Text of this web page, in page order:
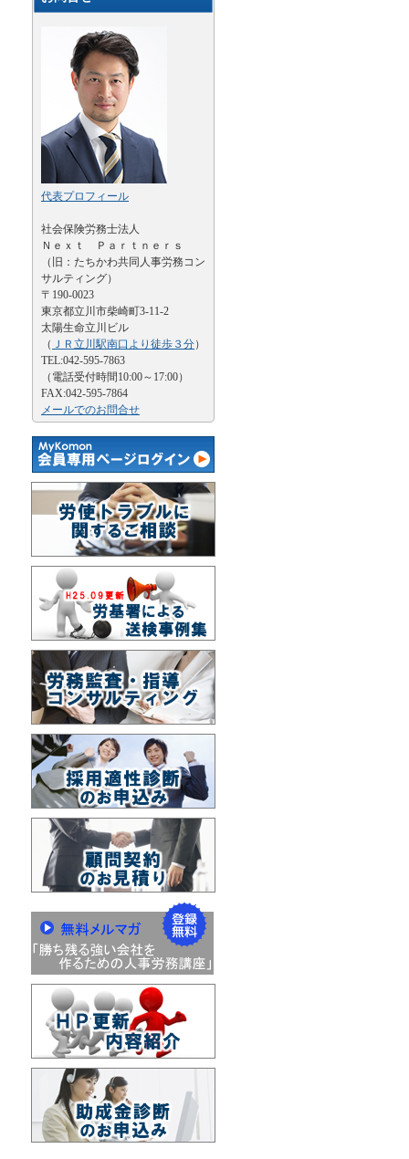
代表プロフィール
社会保険労務士法人
Ｎｅｘｔ Ｐａｒｔｎｅｒｓ
（旧：たちかわ共同人事労務コン
サルティング）
〒190-0023
東京都立川市柴崎町3-11-2
太陽生命立川ビル
（ ＪＲ立川駅南口より徒歩３分）
TEL:042-595-7863
（電話受付時間10:00～17:00）
FAX:042-595-7864
メールでのお問合せ